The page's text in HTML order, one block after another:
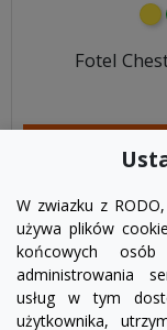
Fotel
W zwiazku z
używa plików
końcowych
administrowania
usług w tym
użytkownika,